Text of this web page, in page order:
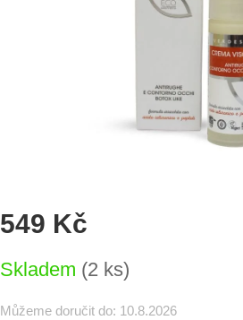
549 Kč
cena:
Skladem (2 ks)
Můžeme doručit do: 10.8.2026